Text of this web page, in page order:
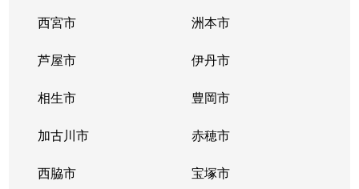
西宮市 洲本市
芦屋市 伊丹市
相生市 豊岡市
加古川市 赤穂市
西脇市 宝塚市